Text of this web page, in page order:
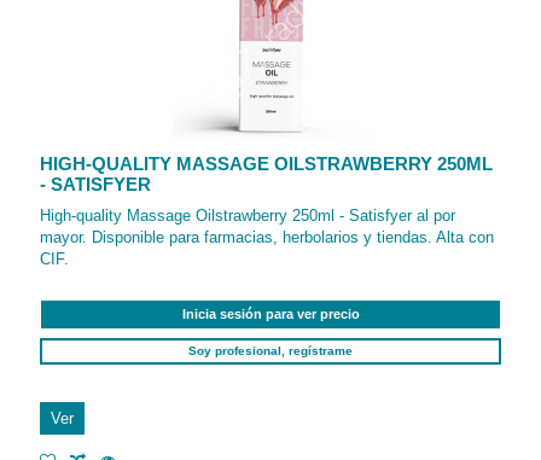
HIGH-QUALITY MASSAGE OILSTRAWBERRY 250ML
- SATISFYER
High-quality Massage Oilstrawberry 250ml - Satisfyer al por
mayor. Disponible para farmacias, herbolarios y tiendas. Alta con
CIF.
Inicia sesión para ver precio
Soy profesional, regístrame
Ver